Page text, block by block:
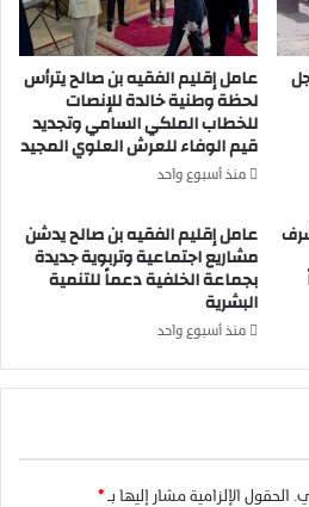
عامل إقليم الفقيه بن صالح يترأس
لحظة وطنية خالدة للإنصات
للخطاب الملكي السامي وتجديد
قيم الوفاء للعرش العلوي المجيد
منذ أسبوع واحد
عامل إقليم الفقيه بن صالح يدشن
مشاريع اجتماعية وتربوية جديدة
بجماعة الخلفية دعماً للتنمية
البشرية
منذ أسبوع واحد
الحقول الإلزامية مشار إليها بـ *